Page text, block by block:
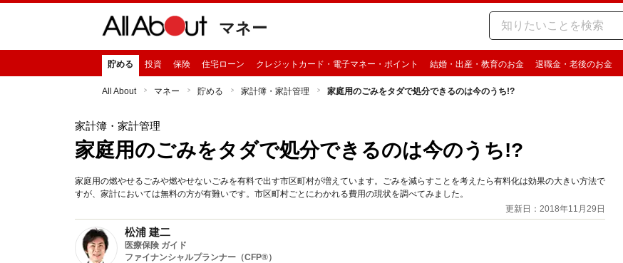
マネー
貯める 投資 保険 住宅ローン クレジットカード・電子マネー・ポイント 結婚・出産・教育のお金 退職金・老後のお金
All About マネー 貯める 家計簿・家計管理 家庭用のごみをタダで処分できるのは今のうち!?
家計簿・家計管理
家庭用のごみをタダで処分できるのは今のうち!?
家庭用の燃やせるごみや燃やせないごみを有料で出す市区町村が増えています。ごみを減らすことを考えたら有料化は効果の大きい方法で
すが、家計においては無料の方が有難いです。市区町村ごとにわかれる費用の現状を調べてみました。
更新日：2018年11月29日
松浦 建二
医療保険 ガイド
ファイナンシャルプランナー（CFP®）